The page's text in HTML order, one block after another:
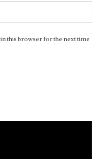
in this browser for the next time